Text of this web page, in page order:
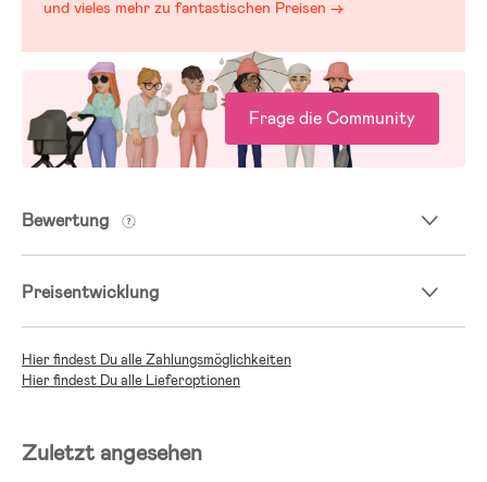
und vieles mehr zu fantastischen Preisen →
Frage die Community
Bewertung
Preisentwicklung
Hier findest Du alle Zahlungsmöglichkeiten
Hier findest Du alle Lieferoptionen
Zuletzt angesehen